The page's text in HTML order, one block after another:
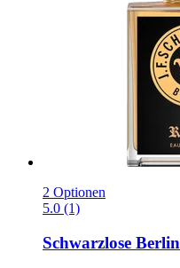
2 Optionen
5.0 (1)
Schwarzlose Berlin